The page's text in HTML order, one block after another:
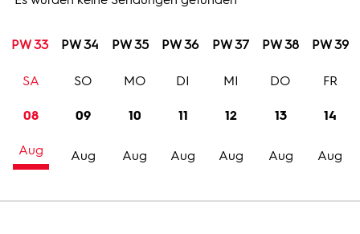
Programm
Trailer
Bilder
PW 33 PW 34 PW 35 PW 36 PW 37 PW 38 PW 39
08
Aug
SA
09
Aug
SO
10
Aug
MO
11
Aug
DI
12
Aug
MI
13
Aug
DO
14
Aug
FR